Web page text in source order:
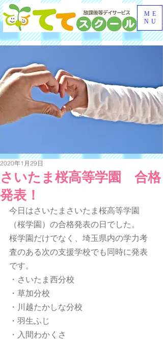
ME
NU
さいたま桜高等学園 合格
発表！
2020年1月29日
今日はさいたまさいたま桜高等学園
（桜学園）の合格発表の日でした。
桜学園だけでなく、埼玉県内の学力考
査のある次の支援学校でも同時に発表
です。
・さいたま西分校
・草加分校
・川越たかしな分校
・羽生ふじ
・入間わかくさ